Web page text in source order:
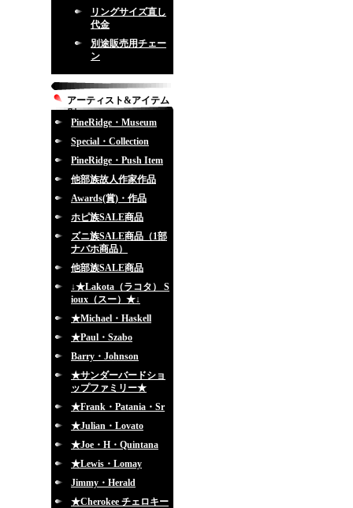
リングサイズ直し
代金
別途販売用チェー
ン
アーティスト&アイテム
別
PineRidge・Museum
Special・Collection
PineRidge・Push Item
他部族故人作家作品
Awards(賞)・作品
ホピ族SALE商品
ズニ族SALE商品（1部
ナバホ商品）
他部族SALE商品
↓★Lakota（ラコタ） S
ioux（スー）★↓
★Michael・Haskell
★Paul・Szabo
Barry・Johnson
★サンダーバードショ
ップファミリー★
★Frank・Patania・Sr
★Julian・Lovato
★Joe・H・Quintana
★Lewis・Lomay
Jimmy・Herald
★Cherokee チェロキー